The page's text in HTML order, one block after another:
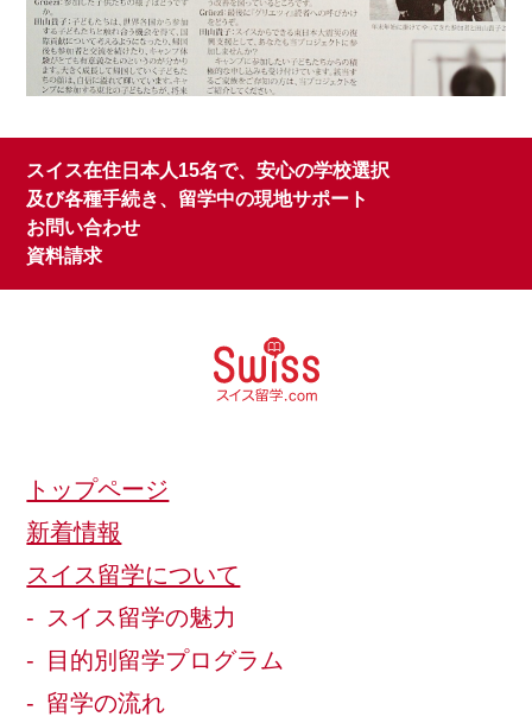
スイス在住日本人15名で、安心の学校選択
及び各種手続き、留学中の現地サポート
お問い合わせ
資料請求
トップページ
新着情報
スイス留学について
スイス留学の魅力
目的別留学プログラム
留学の流れ